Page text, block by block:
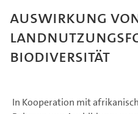
Auswirkung
Biodiversität
In Kooperation mit